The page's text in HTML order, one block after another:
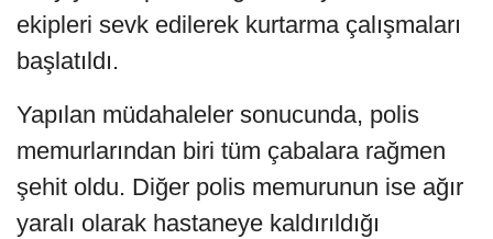
ekipleri sevk edilerek kurtarma çalışmaları
başlatıldı.
Yapılan müdahaleler sonucunda, polis
memurlarından biri tüm çabalara rağmen
şehit oldu. Diğer polis memurunun ise ağır
yaralı olarak hastaneye kaldırıldığı